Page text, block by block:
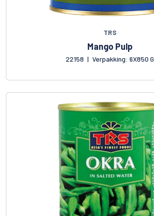
TRS
Mango Pulp
22158 | Verpakking: 6X850 G